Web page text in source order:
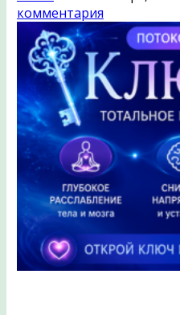
комментария